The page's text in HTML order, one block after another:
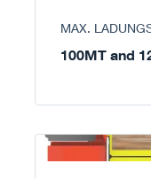
MAX.
100MT and